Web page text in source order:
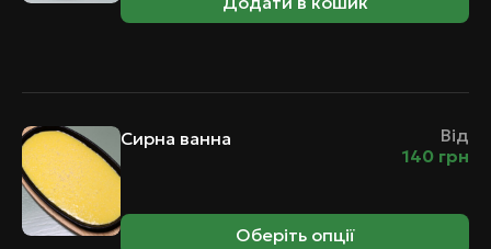
Сирна ванна
Від
140 грн
Оберіть опції